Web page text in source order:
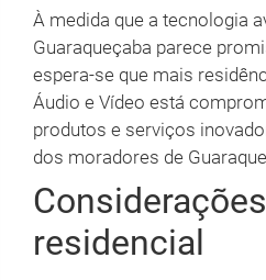
À medida que a tecnologia
Guaraqueçaba parece
espera-se que mais
Áudio e Vídeo está
produtos e serviços
dos moradores de
residencial